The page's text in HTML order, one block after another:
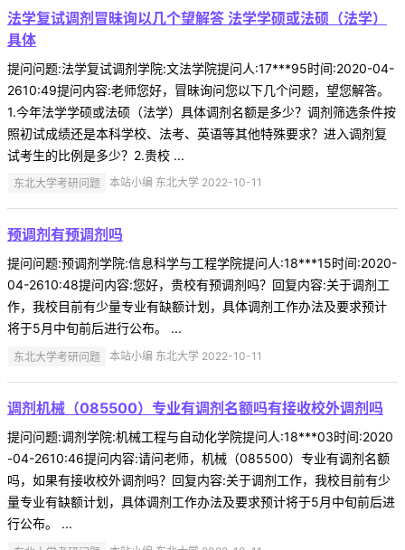
法学复试调剂冒昧询以几个望解答 法学学硕或法硕（法学）
具体
提问问题:法学复试调剂学院:文法学院提问人:17***95时间:2020-04-
2610:49提问内容:老师您好，冒昧询问您以下几个问题，望您解答。
1.今年法学学硕或法硕（法学）具体调剂名额是多少？调剂筛选条件按
照初试成绩还是本科学校、法考、英语等其他特殊要求？进入调剂复
试考生的比例是多少？2.贵校 ...
东北大学考研问题 本站小编 东北大学 2022-10-11
预调剂有预调剂吗
提问问题:预调剂学院:信息科学与工程学院提问人:18***15时间:2020-
04-2610:48提问内容:您好，贵校有预调剂吗？回复内容:关于调剂工
作，我校目前有少量专业有缺额计划，具体调剂工作办法及要求预计
将于5月中旬前后进行公布。 ...
东北大学考研问题 本站小编 东北大学 2022-10-11
调剂机械（085500）专业有调剂名额吗有接收校外调剂吗
提问问题:调剂学院:机械工程与自动化学院提问人:18***03时间:2020
-04-2610:46提问内容:请问老师，机械（085500）专业有调剂名额
吗，如果有接收校外调剂吗？回复内容:关于调剂工作，我校目前有少
量专业有缺额计划，具体调剂工作办法及要求预计将于5月中旬前后进
行公布。 ...